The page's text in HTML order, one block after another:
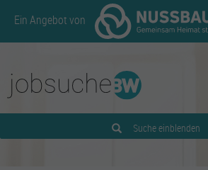
Ein Angebot von
Suche einblenden